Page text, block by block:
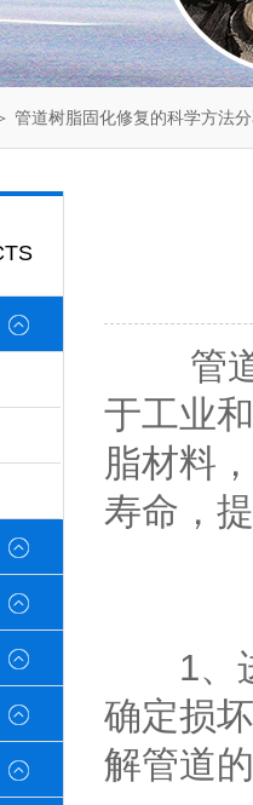
管道树脂固化修复的科学方法
管道
于工业
脂材料
寿命，
1、
确定损
解管道